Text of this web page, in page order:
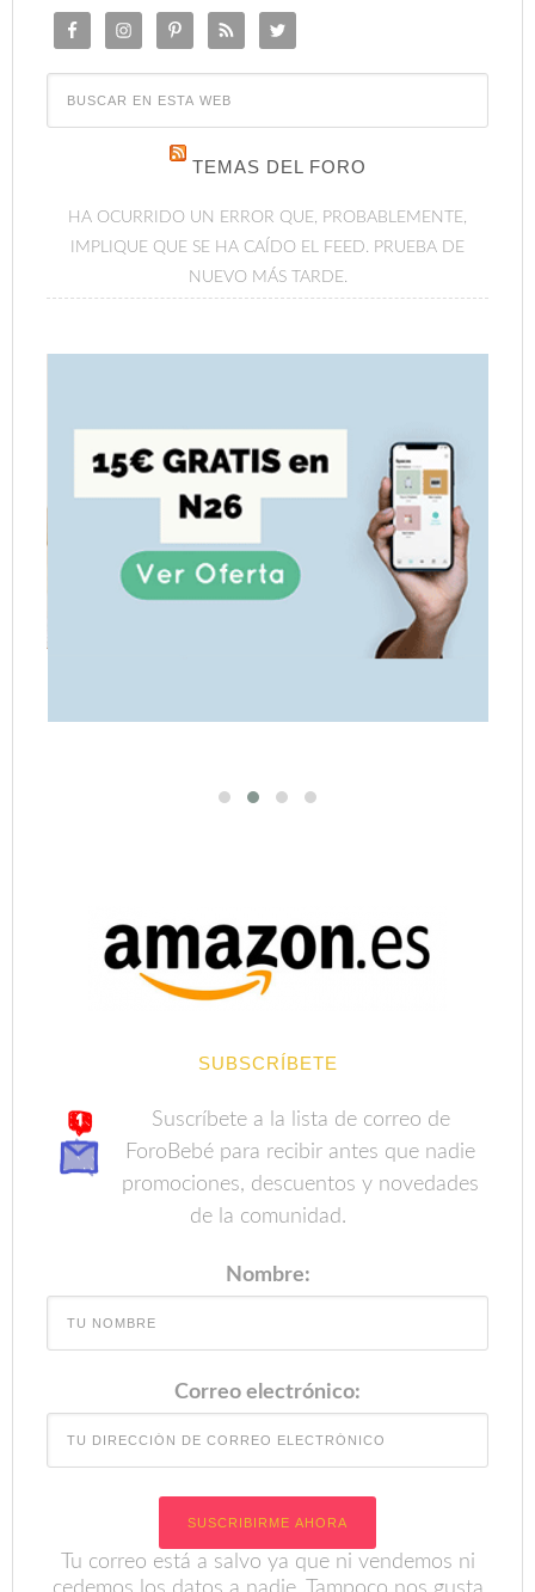
TEMAS DEL FORO
HA OCURRIDO UN ERROR QUE, PROBABLEMENTE,
IMPLIQUE QUE SE HA CAÍDO EL FEED. PRUEBA DE
NUEVO MÁS TARDE.
SUBSCRÍBETE
Suscríbete a la lista de correo de
ForoBebé para recibir antes que nadie
promociones, descuentos y novedades
de la comunidad.
Nombre:
Correo electrónico:
Tu correo está a salvo ya que ni vendemos ni